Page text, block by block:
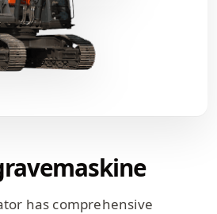
has comprehensive